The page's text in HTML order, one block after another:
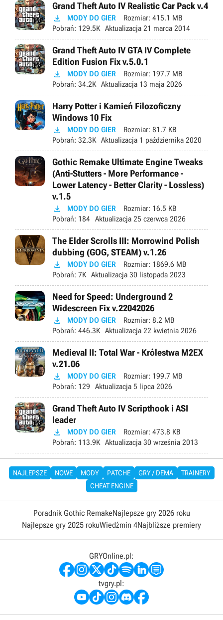
Grand Theft Auto IV Realistic Car Pack v.4
 MODY DO GIER Rozmiar: 415.1 MB
Pobrań: 129.5K Aktualizacja 21 marca 2014
Grand Theft Auto IV GTA IV Complete
Edition Fusion Fix v.5.0.1
 MODY DO GIER Rozmiar: 197.7 MB
Pobrań: 34.2K Aktualizacja 13 maja 2026
Harry Potter i Kamień Filozoficzny
Windows 10 Fix
 MODY DO GIER Rozmiar: 81.7 KB
Pobrań: 32.3K Aktualizacja 1 października 2020
Gothic Remake Ultimate Engine Tweaks
(Anti-Stutters - More Performance -
Lower Latency - Better Clarity - Lossless)
v.1.5
 MODY DO GIER Rozmiar: 16.5 KB
Pobrań: 184 Aktualizacja 25 czerwca 2026
The Elder Scrolls III: Morrowind Polish
dubbing (GOG, STEAM) v.1.26
 MODY DO GIER Rozmiar: 1869.6 MB
Pobrań: 7K Aktualizacja 30 listopada 2023
Need for Speed: Underground 2
Widescreen Fix v.22042026
 MODY DO GIER Rozmiar: 8.2 MB
Pobrań: 446.3K Aktualizacja 22 kwietnia 2026
Medieval II: Total War - Królestwa M2EX
v.21.06
 MODY DO GIER Rozmiar: 199.7 MB
Pobrań: 129 Aktualizacja 5 lipca 2026
Grand Theft Auto IV Scripthook i ASI
leader
 MODY DO GIER Rozmiar: 473.8 KB
Pobrań: 113.9K Aktualizacja 30 września 2013
NAJLEPSZE NOWE MODY PATCHE GRY / DEMA
TRAINERY
CHEAT ENGINE
Poradnik Gothic RemakeNajlepsze gry 2026 roku
Najlepsze gry 2025 rokuWiedźmin 4Najbliższe premiery
GRYOnline.pl:
tvgry.pl: